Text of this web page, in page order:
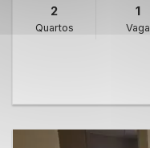
2
Quartos
1
Vaga